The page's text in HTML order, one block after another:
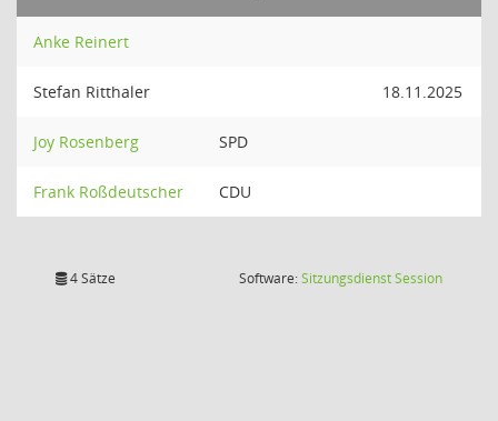
Anke Reinert
Stefan Ritthaler 18.11.2025
Joy Rosenberg SPD
Frank Roßdeutscher CDU
4 Sätze Software:SitzungsdienstSession(Wird in